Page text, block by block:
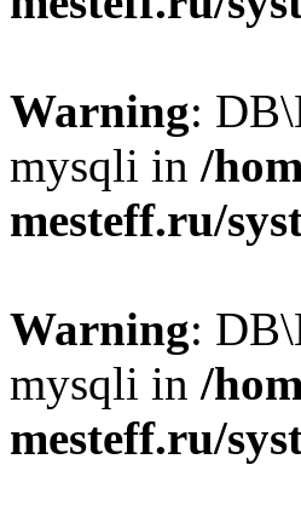
Warning:
mysqli in /
mesteff.ru/
Warning:
mysqli in /
mesteff.ru/